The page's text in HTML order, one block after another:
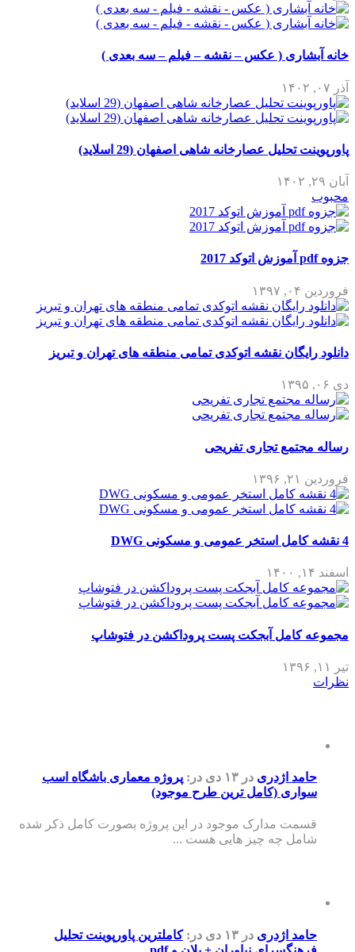
خانه آبشاری ( عکس – نقشه – فیلم – سه بعدی )
آذر ۰۷, ۱۴۰۲
پاورپوینت تحلیل عصارخانه شاهی اصفهان (29 اسلاید)
آبان ۲۹, ۱۴۰۲
محبوب
جزوه pdf آموزش اتوکد 2017
فروردین ۰۴, ۱۳۹۷
دانلود رایگان نقشه اتوکدی تمامی منطقه های تهران و تبریز
دی ۰۶, ۱۳۹۵
رساله مجتمع تجاری تفریحی
فروردین ۲۱, ۱۳۹۶
4 نقشه کامل استخر عمومی و مسکونی DWG
اسفند ۱۴, ۱۴۰۰
مجموعه کامل آبجکت پست پروداکشن در فتوشاپ
تیر ۱۱, ۱۳۹۶
نظرات
حامد اژدری در ۱۳ دی در: پروژه معماری باشگاه اسب
سواری (کامل ترین طرح موجود)
قسمت مدارک موجود در این پروژه بصورت کامل ذکر شده
شامل چه چیز هایی هست ...
حامد اژدری در ۱۳ دی در:کاملترین پاورپوینت تحلیل